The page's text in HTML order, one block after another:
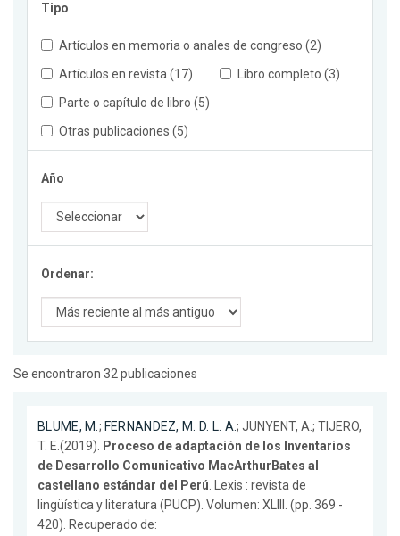
Tipo
Artículos en memoria o anales de congreso (2)
Artículos en revista (17)
Libro completo (3)
Parte o capítulo de libro (5)
Otras publicaciones (5)
Año
Ordenar:
Se encontraron 32 publicaciones
BLUME, M.; FERNANDEZ, M. D. L. A.; JUNYENT, A.; TIJERO,
T. E.(2019). Proceso de adaptación de los Inventarios
de Desarrollo Comunicativo MacArthurBates al
castellano estándar del Perú. Lexis : revista de
lingüística y literatura (PUCP). Volumen: XLIII. (pp. 369 -
420). Recuperado de: